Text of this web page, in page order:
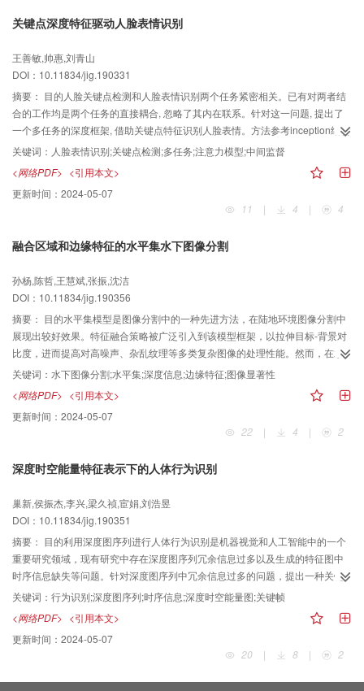
中最优者，本文算法在典型信噪比20 dB下，光谱角距离（spectral angle
error，SRE）减小了9.3%；在真实数据集中，利用光谱库中的地物光谱特征验
证本文算法端元提取质量，并利用真实地物分布定性分析丰度估计结果。结论
提出的基于稳健非负矩阵分解的高光谱无监督解混算法，在低信噪比条件下，
能够获得较好的端元提取和丰度估计精度，解混效果更好。
关键点深度特征驱动人脸表情识别
王善敏,帅惠,刘青山
DOI：10.11834/jig.190331
摘要： 目的人脸关键点检测和人脸表情识别两个任务紧密相关。已有对两者结
合的工作均是两个任务的直接耦合, 忽略了其内在联系。针对这一问题, 提出了
一个多任务的深度框架, 借助关键点特征识别人脸表情。方法参考inception结构
设计了一个深度网络, 同时检测关键点并且识别人脸表情, 网络在两个任务的监
督下, 更加关注关键点附近的信息, 使得五官周围的特征获得较大响应值。为进
一步减小人脸其他区域的噪声对表情识别的影响, 利用检测到的关键点生成一张
位置注意图, 进一步增加五官周围特征的权重, 减小人脸边缘区域的特征响应
值。复杂表情引起人脸部分区域的形变, 增加了关键点检测的难度, 为缓解这一
任务, 一方面, 提高复杂表情样本的关键点检测结果, 另一方面, 使得网络提取更
Oulu（Oulu-CASIA NIR & VIS facial expression database）和MMI（MMI
facial expression database）上与经典方法进行比较, 本文方法在CK+数据集上
的识别准确率取得了最高值, 在Oulu和MMI数据集上的识别准确率比目前识别率
最高的方法分别提升了0.14%和0.54%。结论实验结果表明了引入关键点信息的
有效性：多任务的卷积神经网络表情识别准确率高于单任务的传统卷积神经网
络。同时, 引入注意力模型也提升了多任务网络中表情的识别率。
关键词： 人脸表情识别;关键点检测;多任务;注意力模型;中间监督
<网络PDF> <引用本文>
更新时间： 2024-05-07
11
| 4 | 4
融合区域和边缘特征的水平集水下图像分割
孙杨,陈哲,王慧斌,张振,沈洁
DOI：10.11834/jig.190356
摘要： 目的水平集模型是图像分割中的一种先进方法，在陆地环境图像分割中
展现出较好效果。特征融合策略被广泛引入到该模型框架，以拉伸目标-背景对
比度，进而提高对高噪声、杂乱纹理等多类复杂图像的处理性能。然而，在水
下环境中，由于水体高散射、强衰减等多因素的共同作用，使得现有图像特征
及水平集模型难以适用于对水下图像的分割任务，分割结果与目标形态间存在
较大差异。鉴于此，提出一种适用于水下图像分割的区域-边缘水平集模型，以
提高水下图像目标分割的准确性。方法综合应用图像的区域特征及边缘特征对
水下目标进行辨识。对于区域特征，引入水下图像显著性特征；对于边缘特
区域级和边缘级特征的基础上，引入距离正则项对水平集函数进行规范，以增
的实验结果表明，所提方法不仅对高散射强衰减的低对比度水下图像实现较好
的分割效果，同时对处理强背景噪声图像也有较好的鲁棒性，与水平集分割方
法（local pre-fitting，LPF）相比，分割精确度至少提高11.5%，与显著性检测
方法（hierarchical co-salient detection via color names，HCN）相比，精确
度提高6.7%左右。结论实验表明区域-边缘特征融合以及其基础上的水平集模型
能够较好地克服水下图像分割中的部分难点，所提方法能够较好分割水下目标
关键词： 水下图像分割;水平集;深度信息;边缘特征;图像显著性
<网络PDF> <引用本文>
更新时间： 2024-05-07
22
| 4 | 2
深度时空能量特征表示下的人体行为识别
巢新,侯振杰,李兴,梁久祯,宦娟,刘浩昱
DOI：10.11834/jig.190351
摘要： 目的利用深度图序列进行人体行为识别是机器视觉和人工智能中的一个
重要研究领域，现有研究中存在深度图序列冗余信息过多以及生成的特征图中
时序信息缺失等问题。针对深度图序列中冗余信息过多的问题，提出一种关键
帧算法，该算法提高了人体行为识别算法的运算效率；针对时序信息缺失的问
题，提出了一种新的深度图序列特征表示方法，即深度时空能量图（depth
spatial-temporal energy map，DSTEM），该算法突出了人体行为特征的时序
性。方法关键帧算法根据差分图像序列的冗余系数剔除深度图序列的冗余帧，
得到足以表述人体行为的关键帧序列。DSTEM算法根据人体外形及运动特点建
关键词： 行为识别;深度图序列;时序信息;深度时空能量图;关键帧
<网络PDF> <引用本文>
更新时间： 2024-05-07
20
| 8 | 2